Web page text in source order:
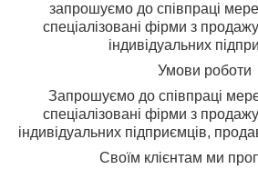
запрошуємо до співпраці
спеціалізовані фірми з
індивідуальних
Умови роботи
Запрошуємо до співпраці
спеціалізовані фірми з
індивідуальних підприємців,
Своїм клієнтам ми